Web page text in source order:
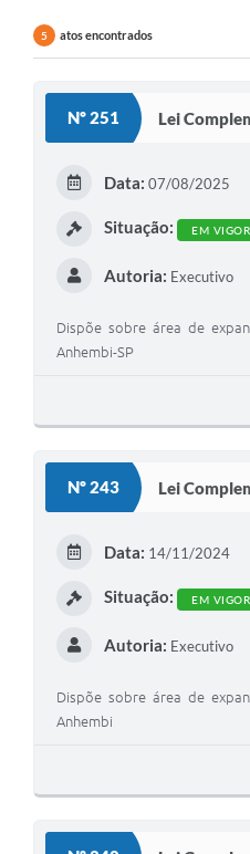
5 atos encontrados
Nº 251 Lei
Data: 07/08/2025
Situação: EM VIGOR
Autoria: Executivo
Dispõe sobre área de
Anhembi-SP
Nº 243 Lei
Data: 14/11/2024
Situação: EM VIGOR
Autoria: Executivo
Dispõe sobre área de
Anhembi